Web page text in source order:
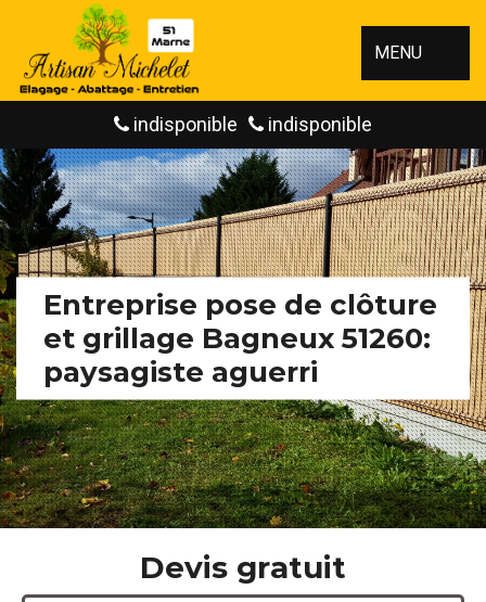
MENU
indisponible indisponible
Entreprise pose de clôture
et grillage Bagneux 51260:
paysagiste aguerri
Devis gratuit